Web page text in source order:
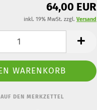
64,00 EUR
inkl. 19% MwSt. zzgl. Versand
AUF DEN MERKZETTEL